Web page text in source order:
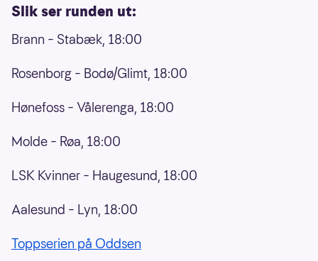
Slik ser runden ut:
Brann – Stabæk, 18:00
Rosenborg – Bodø/Glimt, 18:00
Hønefoss – Vålerenga, 18:00
Molde – Røa, 18:00
LSK Kvinner – Haugesund, 18:00
Aalesund – Lyn, 18:00
Toppserien på Oddsen